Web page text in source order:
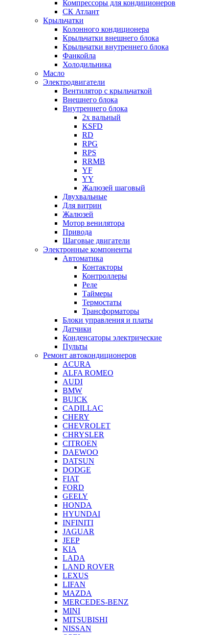
Компрессоры для кондиционеров
СК Атлант
Крыльчатки
Колонного кондиционера
Крыльчатки внешнего блока
Крыльчатки внутреннего блока
Фанкойла
Холодильника
Масло
Электродвигатели
Вентилятор с крыльчаткой
Внешнего блока
Внутреннего блока
2х вальный
KSFD
RD
RPG
RPS
RRMB
YF
YY
Жалюзей шаговый
Двухвальные
Для витрин
Жалюзей
Мотор венилятора
Привода
Шаговые двигатели
Электронные компоненты
Автоматика
Контакторы
Контроллеры
Реле
Таймеры
Термостаты
Трансформаторы
Блоки управления и платы
Датчики
Конденсаторы электрические
Пульты
Ремонт автокондиционеров
ACURA
ALFA ROMEO
AUDI
BMW
BUICK
CADILLAC
CHERY
CHEVROLET
CHRYSLER
CITROEN
DAEWOO
DATSUN
DODGE
FIAT
FORD
GEELY
HONDA
HYUNDAI
INFINITI
JAGUAR
JEEP
KIA
LADA
LAND ROVER
LEXUS
LIFAN
MAZDA
MERCEDES-BENZ
MINI
MITSUBISHI
NISSAN